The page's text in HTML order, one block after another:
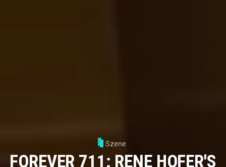
Szene
FOREVER 711: RENE HOFER'S